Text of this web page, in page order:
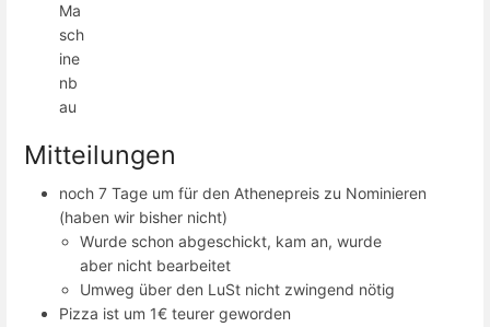
Ma
sch
ine
nb
au
Mitteilungen
noch 7 Tage um für den Athenepreis zu Nominieren
(haben wir bisher nicht)
Wurde schon abgeschickt, kam an, wurde
aber nicht bearbeitet
Umweg über den LuSt nicht zwingend nötig
Pizza ist um 1€ teurer geworden